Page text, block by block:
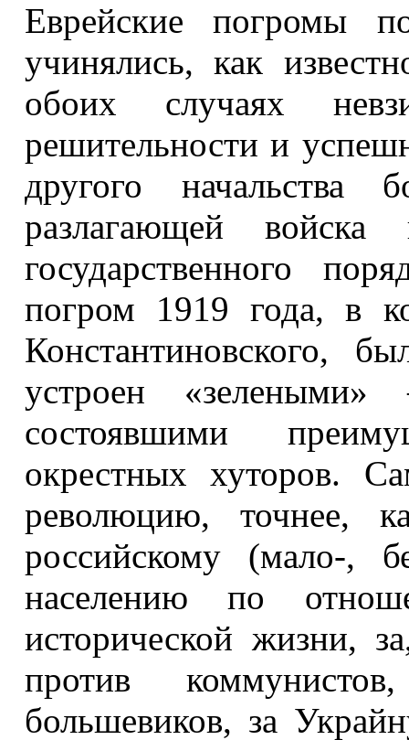
Еврейские погромы
учинялись, как
обоих случаях
решительности и
другого начальства
разлагающей
государственного
погром 1919 года, в
Константиновского,
устроен «зелеными»
состоявшими
окрестных хуторов.
революцию, точнее,
российскому (мало-,
населению по
исторической жизни,
против
большевиков, за